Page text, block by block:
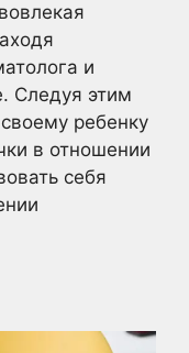
и
Следуя этим
ребенку
в отношении
себя